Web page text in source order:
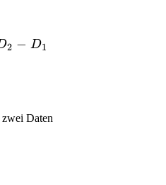
T = D_2 - D_1
2 − D1
Daten